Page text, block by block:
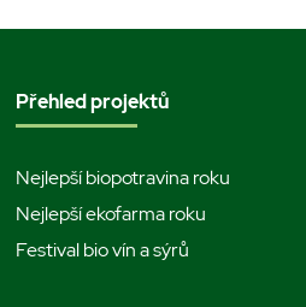
Přehled projektů
Nejlepší biopotravina roku
Nejlepší ekofarma roku
Festival bio vín a sýrů